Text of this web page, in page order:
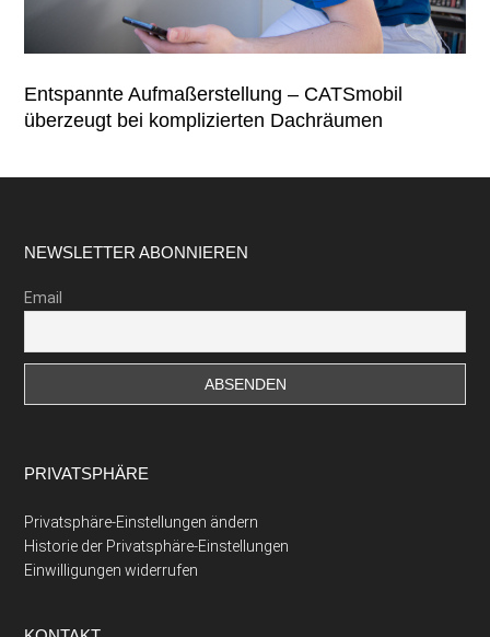
Entspannte Aufmaßerstellung – CATSmobil
überzeugt bei komplizierten Dachräumen
Footer
NEWSLETTER ABONNIEREN
Email
PRIVATSPHÄRE
Privatsphäre-Einstellungen ändern
Historie der Privatsphäre-Einstellungen
Einwilligungen widerrufen